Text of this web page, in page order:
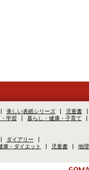
美しい表紙シリーズ 児童書
学習 暮らし・健康・子育て
ダイアリー
康・ダイエット 児童書
地理